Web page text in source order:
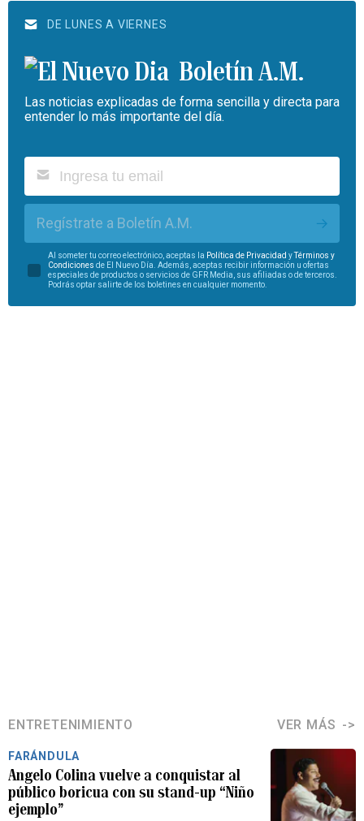
DE LUNES A VIERNES
Boletín A.M.
Las noticias explicadas de forma sencilla y directa para
entender lo más importante del día.
Regístrate a Boletín A.M.
Al someter tu correo electrónico, aceptas la Política de Privacidad yTérminos y
Condiciones de El Nuevo Día. Además, aceptas recibir información u ofertas
especiales de productos o servicios de GFR Media, sus afiliadas o de terceros.
Podrás optar salirte de los boletines en cualquier momento.
ENTRETENIMIENTO VER MÁS
FARÁNDULA
Angelo Colina vuelve a conquistar al
público boricua con su stand-up “Niño
ejemplo”